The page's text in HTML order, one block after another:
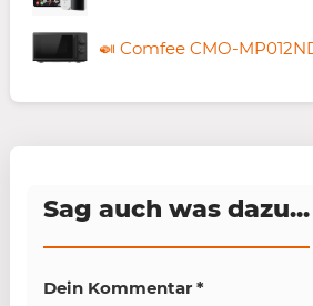
Sag auch was dazu...
Dein Kommentar *